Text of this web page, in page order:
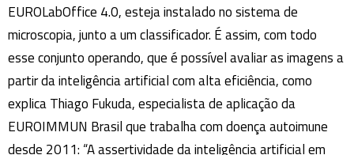
EUROLabOffice 4.0, esteja instalado no sistema de
microscopia, junto a um classificador. É assim, com todo
esse conjunto operando, que é possível avaliar as imagens a
partir da inteligência artificial com alta eficiência, como
explica Thiago Fukuda, especialista de aplicação da
EUROIMMUN Brasil que trabalha com doença autoimune
desde 2011: “A assertividade da inteligência artificial em